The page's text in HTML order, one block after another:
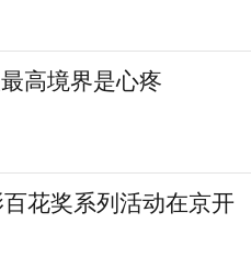
高境界是心疼
花奖系列活动在京开